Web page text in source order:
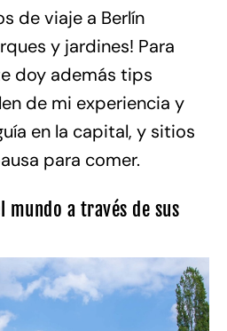
de viaje a Berlín
y jardines! Para
doy además tips
de mi experiencia y
en la capital, y sitios
para comer.
mundo a través de sus